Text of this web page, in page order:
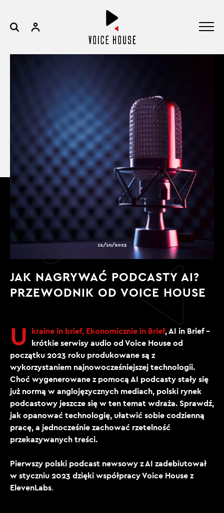
12/10/2023
JAK NAGRYWAĆ PODCASTY AI?
PRZEWODNIK OD VOICE HOUSE
U kraine in brief, Ekonomicznie in Brief, AI in Brief –
krótkie serwisy audio od Voice House od
początku 2023 roku produkowane są z
wykorzystaniem najnowocześniejszej technologii.
Choć wygenerowane z pomocą AI podcasty stały się
już normą w anglojęzycznych mediach, polski rynek
podcastowy jeszcze się w ten temat wdraża. Sprawdź,
jak opanować technologię, ułatwić sobie codzienną
pracę, a jednocześnie zachować rzetelność
przekazywanych treści.
Pierwszy polski podcast newsowy z AI zadebiutował
w styczniu 2023 dzięki współpracy Voice House z
ElevenLabs.